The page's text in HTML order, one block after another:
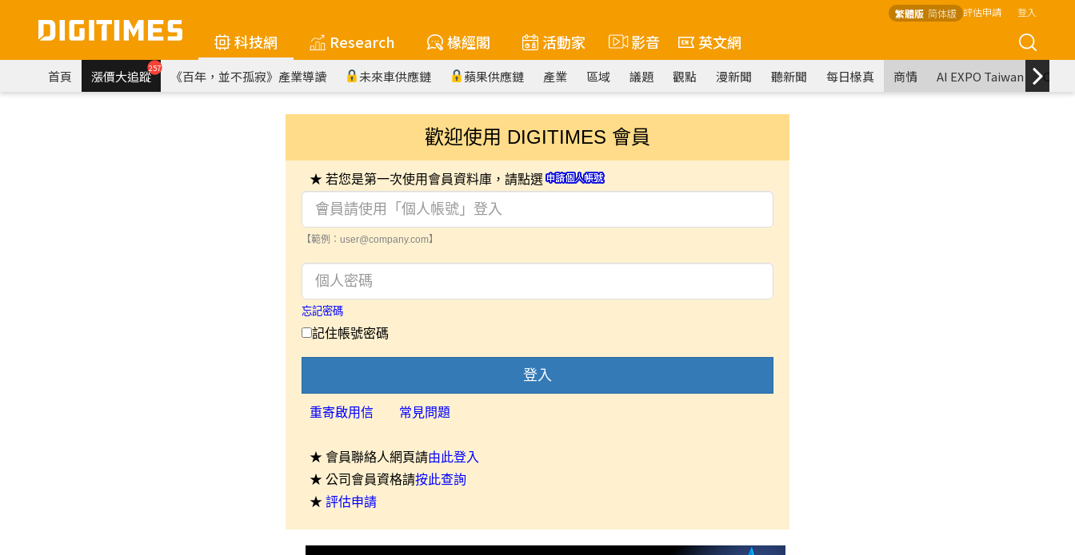
繁體版 简体版 評估申請 登入
科技網 Research 椽經閣 活動家 影音 英文網
首頁 漲價大追蹤257 《百年，並不孤寂》產業導讀 未來車供應鏈 蘋果供應鏈 產業 區域 議題 觀點 漫新聞 聽新聞 每日椽真 商情 AI EXPO Taiwan
歡迎使用 DIGITIMES 會員
★ 若您是第一次使用會員資料庫，請點選
【範例：user@company.com】
忘記密碼
記住帳號密碼
登入
重寄啟用信 常見問題
★ 會員聯絡人網頁請由此登入
★ 公司會員資格請按此查詢
★ 評估申請